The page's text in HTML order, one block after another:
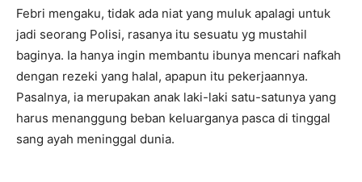
Febri mengaku, tidak ada niat yang muluk apalagi untuk
jadi seorang Polisi, rasanya itu sesuatu yg mustahil
baginya. Ia hanya ingin membantu ibunya mencari nafkah
dengan rezeki yang halal, apapun itu pekerjaannya.
Pasalnya, ia merupakan anak laki-laki satu-satunya yang
harus menanggung beban keluarganya pasca di tinggal
sang ayah meninggal dunia.